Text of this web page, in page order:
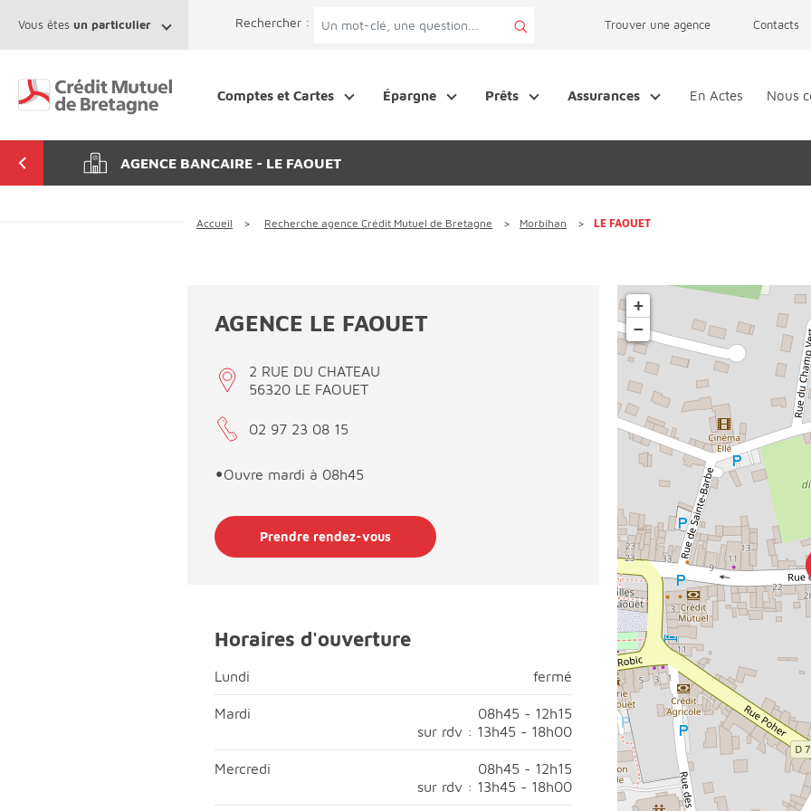
Vous êtes un particulier Rechercher : Trouver une agence Contacts
Comptes et Cartes Épargne Prêts Assurances En Actes Nous
AGENCE BANCAIRE - LE FAOUET
Accueil Recherche agence Crédit Mutuel de Bretagne Morbihan LE FAOUET
AGENCE LE FAOUET
2 RUE DU CHATEAU
56320 LE FAOUET
02 97 23 08 15
•Ouvre mardi à 08h45
Prendre rendez-vous
Horaires d'ouverture
Lundi fermé
fermé
Mardi
08h45 - 12h15
sur rdv : 13h45 - 18h00
Mardi; Matin, ouvert de 08h45 à 12h15;Après-midi, ouvert sur rendez-vous de 13h45 à
Mercredi
08h45 - 12h15
sur rdv : 13h45 - 18h00
+
−